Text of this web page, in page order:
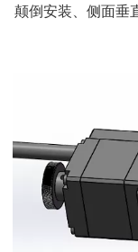
颠倒安装、侧面垂